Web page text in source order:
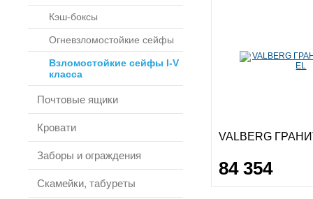
Кэш-боксы
Огневзломостойкие сейфы
Взломостойкие сейфы I-V
класса
Почтовые ящики
Кровати
Заборы и ограждения
Скамейки, табуреты
VALBERG
84 354